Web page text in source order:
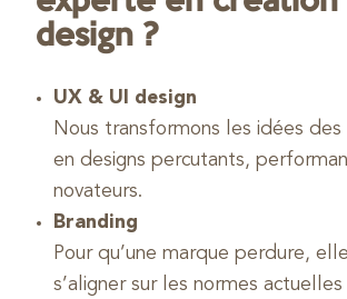
design ?
UX & UI design
Nous transformons les idées des
en designs percutants,
novateurs.
Branding
Pour qu’une marque perdure,
s’aligner sur les normes